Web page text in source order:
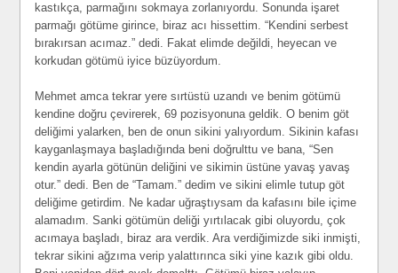
kastıkça, parmağını sokmaya zorlanıyordu. Sonunda işaret
parmağı götüme girince, biraz acı hissettim. “Kendini serbest
bırakırsan acımaz.” dedi. Fakat elimde değildi, heyecan ve
korkudan götümü iyice büzüyordum.
Mehmet amca tekrar yere sırtüstü uzandı ve benim götümü
kendine doğru çevirerek, 69 pozisyonuna geldik. O benim göt
deliğimi yalarken, ben de onun sikini yalıyordum. Sikinin kafası
kayganlaşmaya başladığında beni doğrulttu ve bana, “Sen
kendin ayarla götünün deliğini ve sikimin üstüne yavaş yavaş
otur.” dedi. Ben de “Tamam.” dedim ve sikini elimle tutup göt
deliğime getirdim. Ne kadar uğraştıysam da kafasını bile içime
alamadım. Sanki götümün deliği yırtılacak gibi oluyordu, çok
acımaya başladı, biraz ara verdik. Ara verdiğimizde siki inmişti,
tekrar sikini ağzıma verip yalattırınca siki yine kazık gibi oldu.